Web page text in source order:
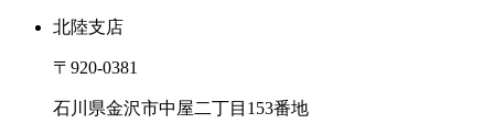
北陸支店
〒920-0381
石川県金沢市中屋二丁目153番地